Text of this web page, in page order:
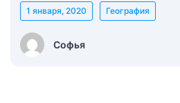
Софья
1 января, 2020 География